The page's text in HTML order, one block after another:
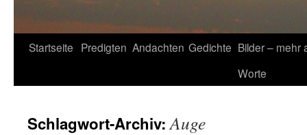
Startseite Predigten Andachten Gedichte Bilder – mehr
Worte
Schlagwort-Archiv:Auge